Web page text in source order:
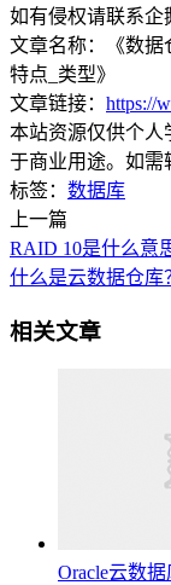
如有侵权请联系企
文章名称：《数据
特点_类型》
文章链接： https://
本站资源仅供个人
于商业用途。如需
标签： 数据库
上一篇
RAID 10是什么意
什么是云数据仓库
相关文章
Oracle云数